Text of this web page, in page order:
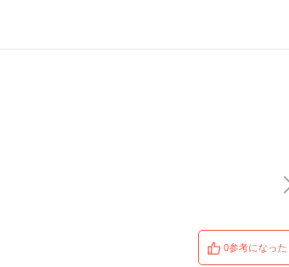
0参考になった